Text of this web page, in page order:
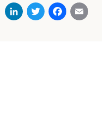
LinkedInTwitterFacebook